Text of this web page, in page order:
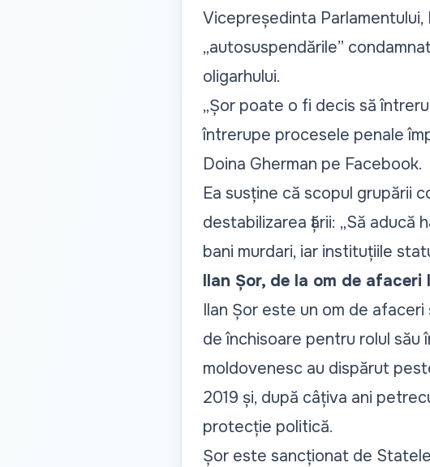
Vicepreședinta
„autosuspendările”
oligarhului.
„Șor poate o fi decis să
întrerupe procesele penale
Doina Gherman pe Facebook.
Ea susține că scopul grupării
destabilizarea țării: „Să aducă
bani murdari, iar instituțiile
Ilan Șor, de la om de
Ilan Șor este un om de
de închisoare pentru rolul său
moldovenesc au dispărut
2019 și, după câțiva ani
protecție politică.
Șor este sancționat de